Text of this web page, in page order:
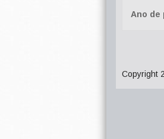
Ano de
Copyright